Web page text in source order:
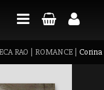
RAO ROMANCE Corina